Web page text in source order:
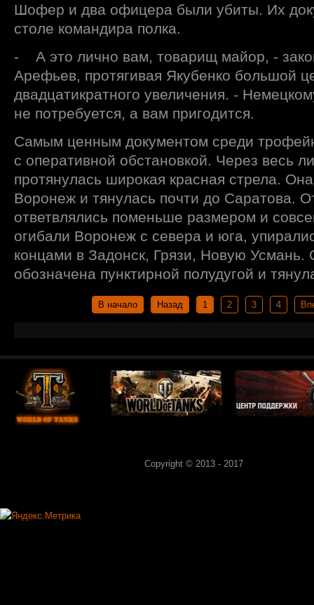
Шофер и два офицера были убиты. Их
столе командира полка.
- А это лично вам, товарищ майор, -
Арефьев, протягивая Якубенко большой
двадцатикратного увеличения. -
не потребуется, а вам пригодится.
Самым ценным документом среди
с оперативной обстановкой. Через весь
протянулась широкая красная стрела.
Воронеж и тянулась почти до Саратова.
ответвлялись поменьше размером и
огибали Воронеж с севера и юга,
концами в Задонск, Грязи, Новую Усмань.
обозначена пунктирной полудугой и
В начало Назад 1 2 3 4
Copyright © 2013 - 2017